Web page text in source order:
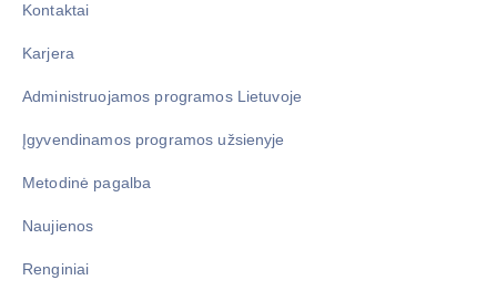
Kontaktai
Karjera
Administruojamos programos Lietuvoje
Įgyvendinamos programos užsienyje
Metodinė pagalba
Naujienos
Renginiai